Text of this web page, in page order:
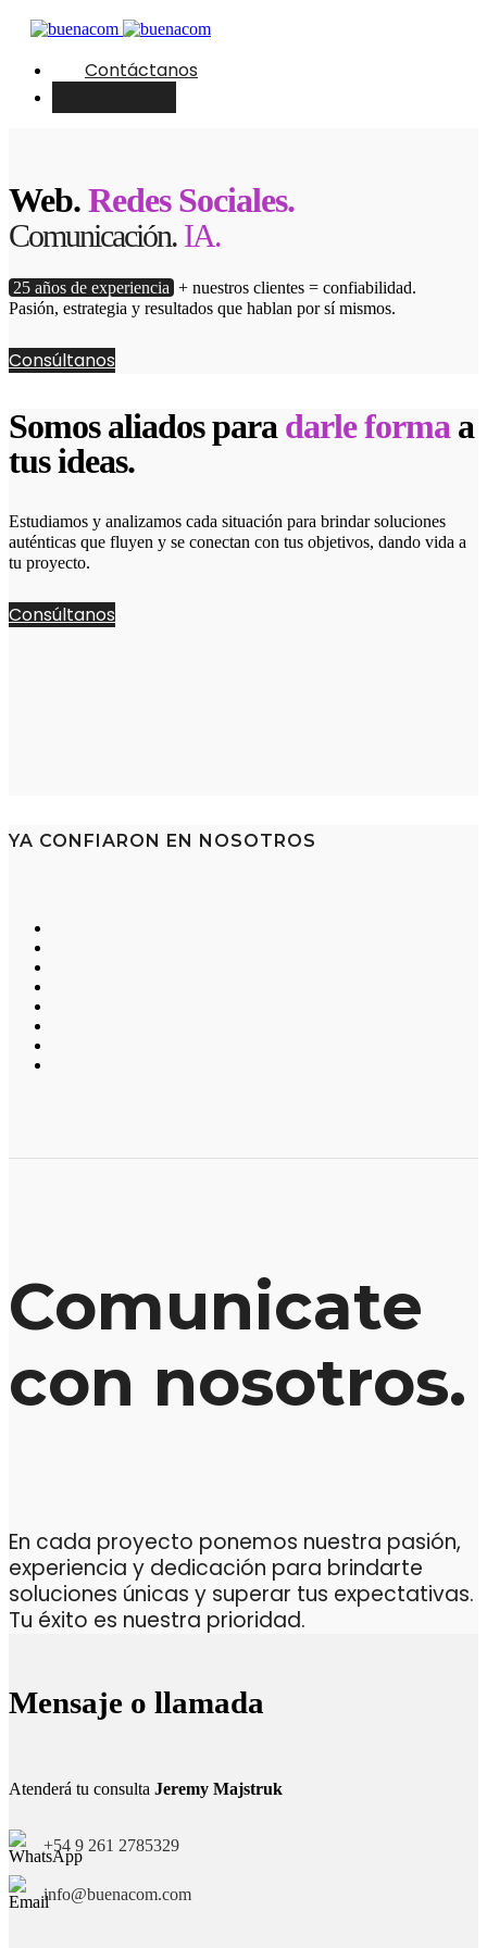
Contáctanos
Web.Redes Sociales.
Comunicación. IA.
25 años de experiencia + nuestros clientes = confiabilidad.
Pasión, estrategia y resultados que hablan por sí mismos.
Consúltanos
Somos aliados para darle forma a
tus ideas.
Estudiamos y analizamos cada situación para brindar soluciones
auténticas que fluyen y se conectan con tus objetivos, dando vida a
tu proyecto.
Consúltanos
YA CONFIARON EN NOSOTROS
Comunicate
con nosotros.
En cada proyecto ponemos nuestra pasión,
experiencia y dedicación para brindarte
soluciones únicas y superar tus expectativas.
Tu éxito es nuestra prioridad.
Mensaje o llamada
Atenderá tu consulta Jeremy Majstruk
+54 9 261 2785329
info@buenacom.com